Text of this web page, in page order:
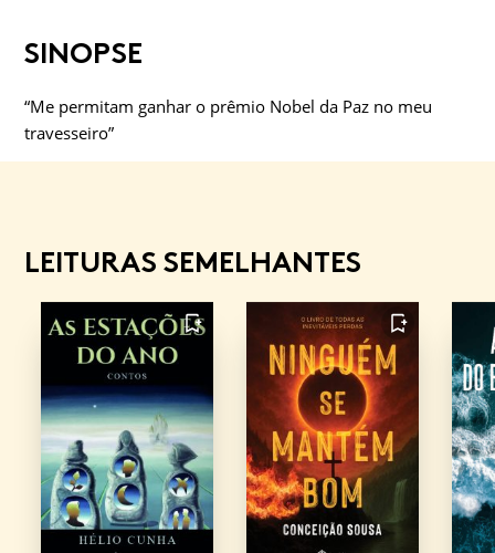
SINOPSE
“Me permitam ganhar o prêmio Nobel da Paz no meu
travesseiro”
LEITURAS SEMELHANTES
FAVORITO FAVORITO